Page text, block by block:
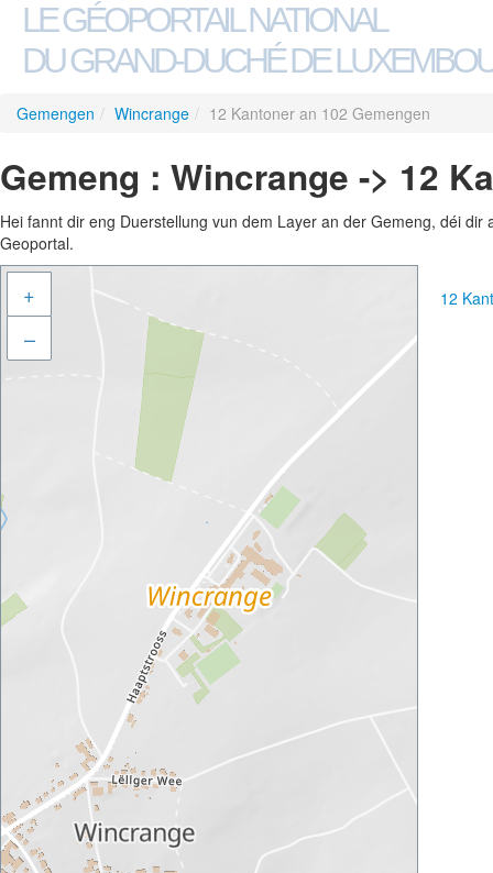
LE GÉOPORTAIL NATIONAL
DU GRAND-DUCHÉ DE
Gemengen / Wincrange / 12 Kantoner an 102 Gemengen
Gemeng : Wincrange -> 12
Hei fannt dir eng Duerstellung vun dem Layer an der Gemeng, déi
Geoportal.
+
–
12